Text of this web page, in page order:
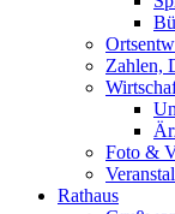
Zahlen,
Foto &
Rathaus